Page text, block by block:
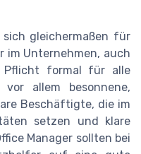
gleichermaßen für
im Unternehmen, auch
Pflicht formal für alle
allem besonnene,
Beschäftigte, die im
setzen und klare
Manager sollten bei